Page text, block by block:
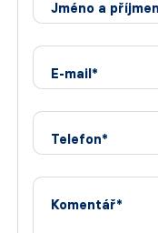
Jméno a
E-mail*
Telefon*
Komentář*